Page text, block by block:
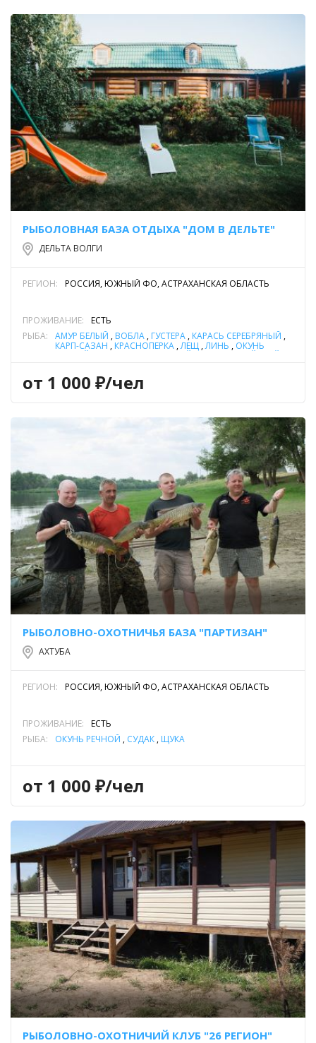
РЫБОЛОВНАЯ БАЗА ОТДЫХА "ДОМ В ДЕЛЬТЕ"
ДЕЛЬТА ВОЛГИ
РЕГИОН: РОССИЯ, ЮЖНЫЙ ФО, АСТРАХАНСКАЯ ОБЛАСТЬ
ПРОЖИВАНИЕ:
ЕСТЬ
РЫБА:
АМУР БЕЛЫЙ , ВОБЛА , ГУСТЕРА , КАРАСЬ СЕРЕБРЯНЫЙ ,
КАРП-САЗАН , КРАСНОПЕРКА ,ЛЕЩ ,ЛИНЬ , ОКУНЬ
от 1 000 ₽/чел
РЫБОЛОВНО-ОХОТНИЧЬЯ БАЗА "ПАРТИЗАН"
АХТУБА
РЕГИОН: РОССИЯ, ЮЖНЫЙ ФО, АСТРАХАНСКАЯ ОБЛАСТЬ
ПРОЖИВАНИЕ:
ЕСТЬ
РЫБА:
ОКУНЬ РЕЧНОЙ , СУДАК , ЩУКА
от 1 000 ₽/чел
РЫБОЛОВНО-ОХОТНИЧИЙ КЛУБ "26 РЕГИОН"